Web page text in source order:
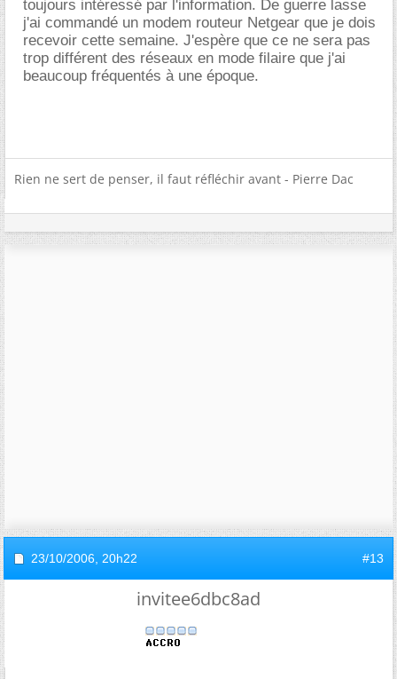
toujours intéressé par l'information. De guerre lasse
j'ai commandé un modem routeur Netgear que je dois
recevoir cette semaine. J'espère que ce ne sera pas
trop différent des réseaux en mode filaire que j'ai
beaucoup fréquentés à une époque.
Rien ne sert de penser, il faut réfléchir avant - Pierre Dac
23/10/2006, 20h22 #13
invitee6dbc8ad